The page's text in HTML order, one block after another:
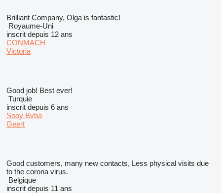
Brilliant Company, Olga is fantastic!
Royaume-Uni
inscrit depuis 12 ans
CONMACH
Victoria
Good job! Best ever!
Turquie
inscrit depuis 6 ans
Sooy Bvba
Geert
Good customers, many new contacts, Less physical visits due
to the corona virus.
Belgique
inscrit depuis 11 ans